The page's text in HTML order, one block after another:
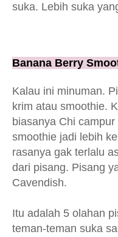
suka. Lebih suka
Banana Berry
Kalau ini minuman.
krim atau smoothie.
biasanya Chi
smoothie jadi lebih
rasanya gak terlalu
dari pisang. Pisang
Cavendish.
Itu adalah 5 olahan
teman-teman suka